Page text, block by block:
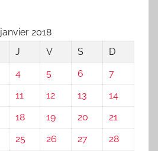
janvier 2018
J V S
D
4 5 6
7
11 12 13
14
18 19 20
21
25 26 27
28